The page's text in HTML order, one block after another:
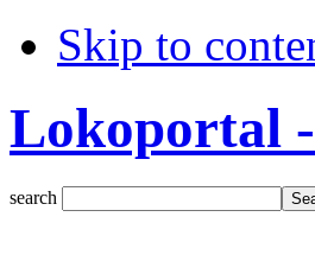
Skip to
Lokoportal
search